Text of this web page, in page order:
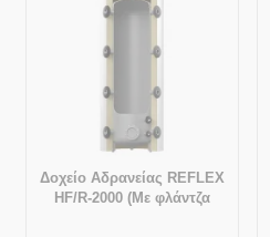
Δοχείο Αδρανείας REFLEX
HF/R-2000 (Με φλάντζα